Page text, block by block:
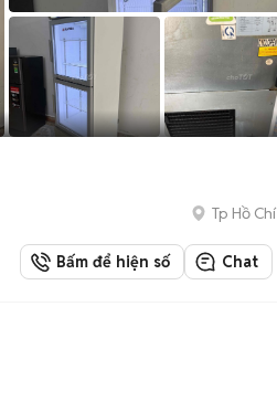
Tp Hồ
Bấm để hiện số Chat